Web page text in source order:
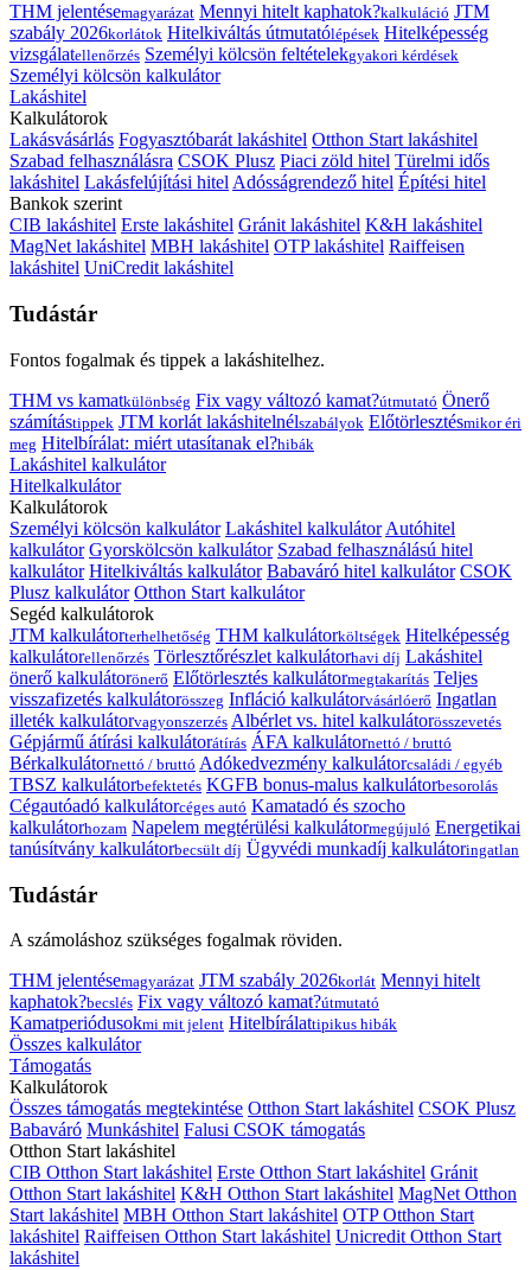
THM jelentésemagyarázat Mennyi hitelt kaphatok?kalkuláció JTM
szabály 2026korlátok Hitelkiváltás útmutatólépések Hitelképesség
vizsgálatellenőrzés Személyi kölcsön feltételekgyakori kérdések
Személyi kölcsön kalkulátor
Lakáshitel
Kalkulátorok
Lakásvásárlás Fogyasztóbarát lakáshitel Otthon Start lakáshitel
Szabad felhasználásra CSOK Plusz Piaci zöld hitel Türelmi idős
lakáshitel Lakásfelújítási hitelAdósságrendező hitel Építési hitel
Bankok szerint
CIB lakáshitel Erste lakáshitel Gránit lakáshitel K&H lakáshitel
MagNet lakáshitel MBH lakáshitel OTP lakáshitel Raiffeisen
lakáshitel UniCredit lakáshitel
Tudástár
Fontos fogalmak és tippek a lakáshitelhez.
THM vs kamatkülönbség Fix vagy változó kamat?útmutató Önerő
számítástippek JTM korlát lakáshitelnélszabályok Előtörlesztésmikor éri
meg Hitelbírálat: miért utasítanak el?hibák
Lakáshitel kalkulátor
Hitelkalkulátor
Kalkulátorok
Személyi kölcsön kalkulátor Lakáshitel kalkulátor Autóhitel
kalkulátor Gyorskölcsön kalkulátor Szabad felhasználású hitel
kalkulátor Hitelkiváltás kalkulátor Babaváró hitel kalkulátor CSOK
Plusz kalkulátor Otthon Start kalkulátor
Segéd kalkulátorok
JTM kalkulátorterhelhetőség THM kalkulátorköltségek Hitelképesség
kalkulátorellenőrzés Törlesztőrészlet kalkulátorhavi díj Lakáshitel
önerő kalkulátorönerő Előtörlesztés kalkulátormegtakarítás Teljes
visszafizetés kalkulátorösszeg Infláció kalkulátorvásárlóerő Ingatlan
illeték kalkulátorvagyonszerzés Albérlet vs. hitel kalkulátorösszevetés
Gépjármű átírási kalkulátorátírás ÁFA kalkulátornettó / bruttó
Bérkalkulátornettó / bruttó Adókedvezmény kalkulátorcsaládi / egyéb
TBSZ kalkulátorbefektetés KGFB bonus-malus kalkulátorbesorolás
Cégautóadó kalkulátorcéges autó Kamatadó és szocho
kalkulátorhozam Napelem megtérülési kalkulátormegújuló Energetikai
tanúsítvány kalkulátorbecsült díj Ügyvédi munkadíj kalkulátoringatlan
Tudástár
A számoláshoz szükséges fogalmak röviden.
THM jelentésemagyarázat JTM szabály 2026korlát Mennyi hitelt
kaphatok?becslés Fix vagy változó kamat?útmutató
Kamatperiódusokmi mit jelent Hitelbírálattipikus hibák
Összes kalkulátor
Támogatás
Kalkulátorok
Összes támogatás megtekintése Otthon Start lakáshitel CSOK Plusz
Babaváró Munkáshitel Falusi CSOK támogatás
Otthon Start lakáshitel
CIB Otthon Start lakáshitel Erste Otthon Start lakáshitel Gránit
Otthon Start lakáshitel K&H Otthon Start lakáshitel MagNet Otthon
Start lakáshitel MBH Otthon Start lakáshitel OTP Otthon Start
lakáshitel Raiffeisen Otthon Start lakáshitel Unicredit Otthon Start
lakáshitel